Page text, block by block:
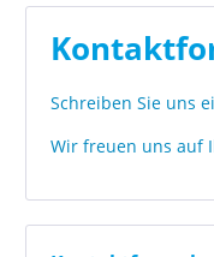
Schreiben Sie uns
Wir freuen uns auf